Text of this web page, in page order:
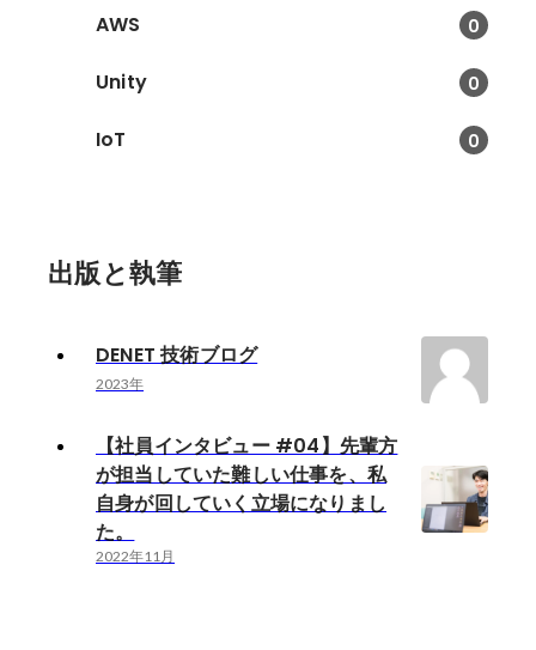
AWS 0
Unity 0
IoT 0
出版と執筆
DENET 技術ブログ
2023年
【社員インタビュー #04】先輩方
が担当していた難しい仕事を、私
自身が回していく立場になりまし
た。
2022年11月